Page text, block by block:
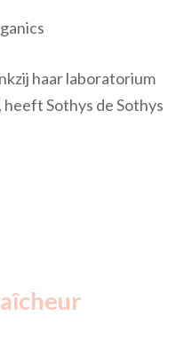
haar laboratorium
Sothys de Sothys